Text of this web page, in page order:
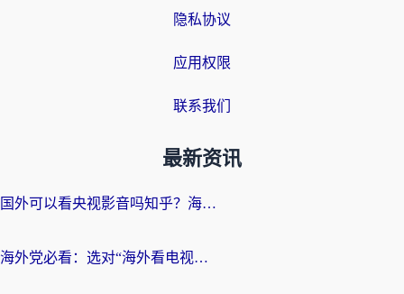
隐私协议
应用权限
联系我们
最新资讯
国外可以看央视影音吗知乎？海外党亲测有效的回国加速方案
海外党必看：选对“海外看电视剧软件”，再也不用愁国内剧刷不了